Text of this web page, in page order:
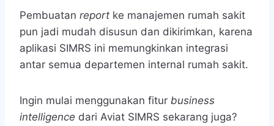
Pembuatan report ke manajemen rumah sakit
pun jadi mudah disusun dan dikirimkan, karena
aplikasi SIMRS ini memungkinkan integrasi
antar semua departemen internal rumah sakit.
Ingin mulai menggunakan fitur business
intelligence dari Aviat SIMRS sekarang juga?